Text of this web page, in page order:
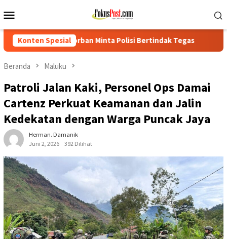
ke
Mobile
Konten Spesial
Polisi Bertindak Tegas PTPN IV Regional I Kebun
Beranda Maluku
Patroli Jalan Kaki, Personel Ops Damai
Cartenz Perkuat Keamanan dan Jalin
Kedekatan dengan Warga Puncak Jaya
Herman. Damanik
Juni 2, 2026
392 Dilihat